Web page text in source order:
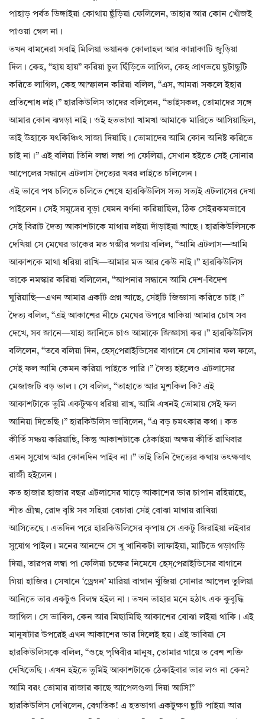
পাহাড় পর্বত ডিঙ্গাইয়া কোথায় ছুঁড়িয়া ফেলিলেন, তাহার আর কোন খোঁজই
পাওয়া গেল না।
তখন বামনেরা সবাই মিলিয়া ভয়ানক কোলাহল আর কান্নাকাটি জুড়িয়া
দিল। কেহ, “হায় হায়” করিয়া চুল ছিঁড়িতে লাগিল, কেহ প্রাণভয়ে ছুটাছুটি
করিতে লাগিল, কেহ আস্ফালন করিয়া বলিল, “এস, আমরা সকলে ইহার
প্রতিশোধ লই।” হারকিউলিস তাদের বলিলেন, “ভাইসকল, তোমাদের সঙ্গে
আমার কোন ঝগড়া নাই। ওই হতভাগা খামখা আমাকে মারিতে আসিয়াছিল,
তাই উহাকে যৎকিঞ্চিৎ সাজা দিয়াছি। তোমাদের আমি কোন অনিষ্ট করিতে
চাই না।” এই বলিয়া তিনি লম্বা লম্বা পা ফেলিয়া, সেখান হইতে সেই সোনার
আপেলের সন্ধানে এটলাস দৈত্যের খবর লাইতে চলিলেন।
এই ভাবে পথ চলিতে চলিতে শেষে হারকিউলিস সত্য সত্যই এটলাসের দেখা
পাইলেন। সেই সমুদ্রের বুড়া যেমন বর্ণনা করিয়াছিল, ঠিক সেইরকমভাবে
সেই বিরাট দৈত্য আকাশটাকে মাথায় লইয়া দাঁড়াইয়া আছে। হারকিউলিসকে
দেখিয়া সে মেঘের ডাকের মত গম্ভীর গলায় বলিল, “আমি এটলাস—আমি
আকাশকে মাথা ধরিয়া রাখি—আমার মত আর কেউ নাই।” হারকিউলিস
তাকে নমস্কার করিয়া বলিলেন, “আপনার সন্ধানে আমি দেশ-বিদেশ
ঘুরিয়াছি—এখন আমার একটি প্রশ্ন আছে, সেইটি জিজ্ঞাসা করিতে চাই।”
দৈত্য বলিল, “এই আকাশের নীচে মেঘের উপরে থাকিয়া আমার চোখ সব
দেখে, সব জানে—যাহা জানিতে চাও আমাকে জিজ্ঞাসা কর।” হারকিউলিস
বলিলেন, “তবে বলিয়া দিন, হেস্‌পেরাইডিসের বাগানে যে সোনার ফল ফলে,
সেই ফল আমি কেমন করিয়া পাইতে পারি।” দৈত্য হইলেও এটলাসের
মেজাজটি বড় ভাল। সে বলিল, “তাহাতে আর মুশকিল কি? এই
আকাশটাকে তুমি একটুক্ষণ ধরিয়া রাখ, আমি এখনই তোমায় সেই ফল
আনিয়া দিতেছি।” হারকিউলিস ভাবিলেন, “এ বড় চমৎকার কথা। কত
কীর্তি সঞ্চয় করিয়াছি, কিন্তু আকাশটাকে ঠেকাইয়া অক্ষয় কীর্তি রাখিবার
এমন সুযোগ আর কোনদিন পাইব না।” তাই তিনি দৈত্যের কথায় তৎক্ষণাৎ
রাজী হইলেন।
কত হাজার হাজার বছর এটলাসের ঘাড়ে আকাশের ভার চাপান রহিয়াছে,
শীত গ্রীষ্ম, রোদ বৃষ্টি সব সহিয়া বেচারা সেই বোঝা মাথায় রাখিয়া
আসিতেছে। এতদিন পরে হারকিউলিসের কৃপায় সে একটু জিরাইয়া লইবার
সুযোগ পাইল। মনের আনন্দে সে খু খানিকটা লাফাইয়া, মাটিতে গড়াগড়ি
দিয়া, তারপর লম্বা পা ফেলিয়া চক্ষের নিমেষে হেস্‌পেরাইডিসের বাগানে
গিয়া হাজির। সেখানে ‘ড্রেগন’ মারিয়া বাগান খুঁজিয়া সোনার আপেল তুলিয়া
আনিতে তার একটুও বিলম্ব হইল না। তখন তাহার মনে হঠাৎ এক কুবুদ্ধি
জাগিল। সে ভাবিল, কেন আর মিছামিছি আকাশের বোঝা লইয়া থাকি। এই
মানুষটার উপরেই এখন আকাশের ভার দিলেই হয়। এই ভাবিয়া সে
হারকিউলিসকে বলিল, “ওহে পৃথিবীর মানুষ, তোমার গায়ে ত বেশ শক্তি
দেখিতেছি। এখন হইতে তুমিই আকাশটাকে ঠেকাইবার ভার লও না কেন?
আমি বরং তোমার রাজার কাছে আপেলগুলা দিয়া আসি!”
হারকিউলিস দেখিলেন, বেগতিক! এ হতভাগা একটুক্ষণ ছুটি পাইয়া আর